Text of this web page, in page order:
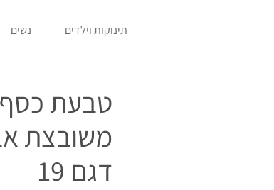
תינוקות וילדים נשים
משובצת
דגם 19